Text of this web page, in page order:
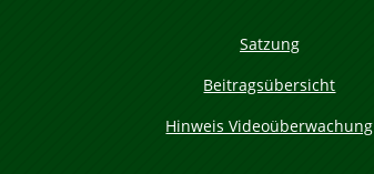
Satzung
Beitragsübersicht
Hinweis Videoüberwachung